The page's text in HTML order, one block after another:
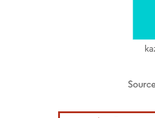
Image © Mordor Intelligence.